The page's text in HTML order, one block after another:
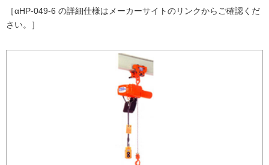
［αHP-049-6 の詳細仕様はメーカーサイトのリンクからご確認くだ
さい。］